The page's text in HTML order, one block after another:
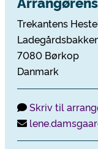
Trekantens
7080 Børkop
Danmark
Skriv til